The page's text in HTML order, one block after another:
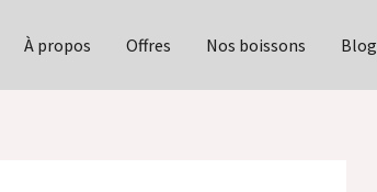
À propos Offres Nos boissons Blog